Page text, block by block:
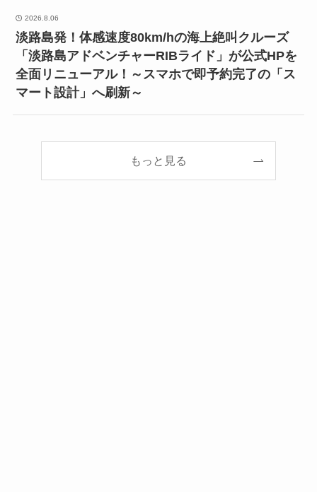
2026.8.06
淡路島発！体感速度80km/hの海上絶叫クルーズ
「淡路島アドベンチャーRIBライド」が公式HPを
全面リニューアル！～スマホで即予約完了の「ス
マート設計」へ刷新～
もっと見る